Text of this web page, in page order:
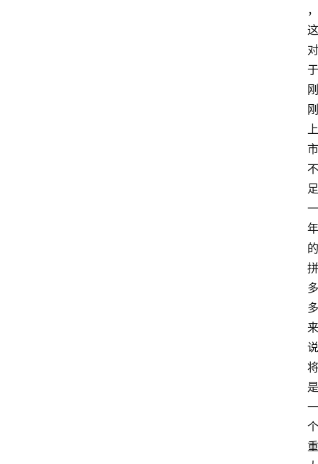
，
这
对
于
刚
刚
上
市
不
足
一
年
的
拼
多
多
来
说
将
是
一
个
重